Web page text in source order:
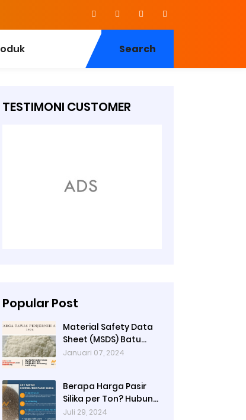
Search
TESTIMONI CUSTOMER
Popular Post
Material Safety Data
Sheet (MSDS) Batu
Tawas
Januari 07, 2024
Berapa Harga Pasir
Silika per Ton? Hubungi
Ady Water
Juli 29, 2024